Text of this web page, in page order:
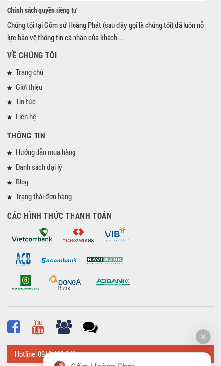
Chính sách quyền riêng tư
Chúng tôi tại Gốm sứ Hoàng Phát (sau đây gọi là chúng tôi) đã luôn nỗ
lực bảo vệ thông tin cá nhân của khách...
VỀ CHÚNG TÔI
Trang chủ
Giới thiệu
Tin tức
Liên hệ
THÔNG TIN
Hướng dẫn mua hàng
Danh sách đại lý
Blog
Trạng thái đơn hàng
CÁC HÌNH THỨC THANH TOÁN
Hotline: 0918 482 648